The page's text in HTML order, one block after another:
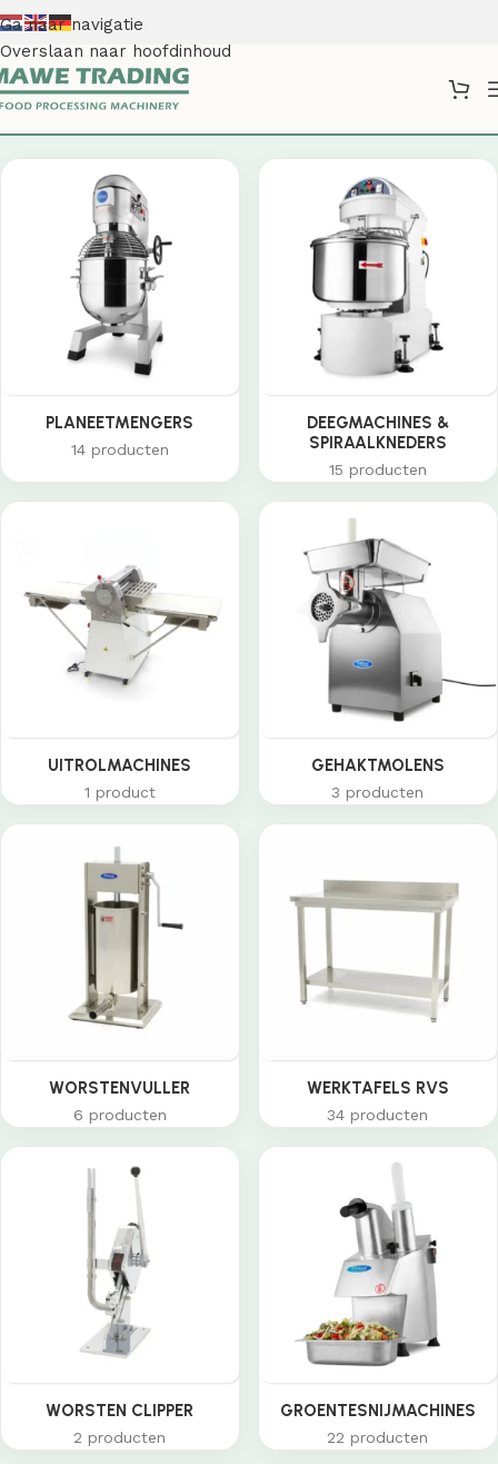
Ga naar navigatie
Overslaan naar hoofdinhoud
PLANEETMENGERS
14 producten
DEEGMACHINES &
SPIRAALKNEDERS
15 producten
UITROLMACHINES
1 product
GEHAKTMOLENS
3 producten
WORSTENVULLER
6 producten
WERKTAFELS RVS
34 producten
WORSTEN CLIPPER
2 producten
GROENTESNIJMACHINES
22 producten